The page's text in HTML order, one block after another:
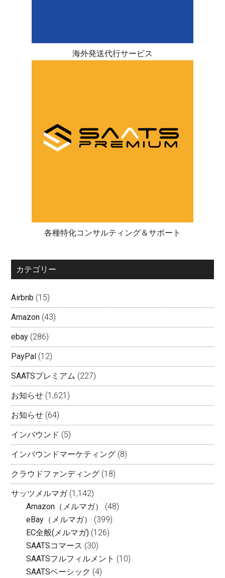
海外発送代行サービス
各種特化コンサルティング＆サポート
カテゴリー
Airbnb (15)
Amazon (43)
ebay (286)
PayPal (12)
SAATSプレミアム (227)
お知らせ (1,621)
お知らせ (64)
インバウンド (5)
インバウンドマーケティング (8)
クラウドファンディング (18)
サッツメルマガ(1,142)
Amazon（メルマガ）
(48)
eBay（メルマガ）
(399)
EC全般(メルマガ) (126)
SAATSコマース (30)
SAATSフルフィルメント (10)
SAATSベーシック (4)